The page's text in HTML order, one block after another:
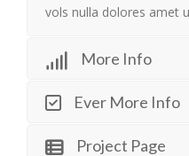
vols nulla dolores amet
More Info
Ever More Info
Project Page